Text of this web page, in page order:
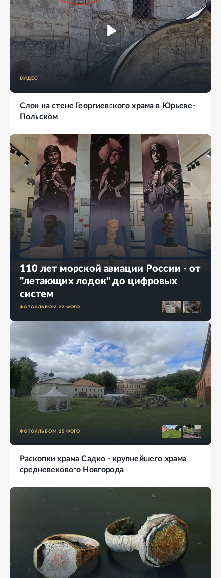
ВИДЕО
Слон на стене Георгиевского храма в Юрьеве-
Польском
110 лет морской авиации России - от
"летающих лодок" до цифровых
систем
ФОТОАЛЬБОМ 22 ФОТО
ФОТОАЛЬБОМ 15 ФОТО
Раскопки храма Садко - крупнейшего храма
средневекового Новгорода